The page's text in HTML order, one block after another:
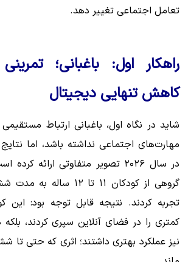
تعامل اجتماعی تغییر دهد.
راهکار اول: باغبانی؛
کاهش تنهایی دیجیتال
شاید در نگاه اول، باغبانی ارتباط
مهارت‌های اجتماعی نداشته باشد، اما
در سال ۲۰۲۶ تصویر متفاوتی ارائه
گروهی از کودکان ۱۱ تا ۱۲
تجربه کردند. نتیجه قابل توجه بود: این
کمتری را در فضای آنلاین سپری کردند، بلکه
نیز عملکرد بهتری داشتند؛ اثری که حتی تا